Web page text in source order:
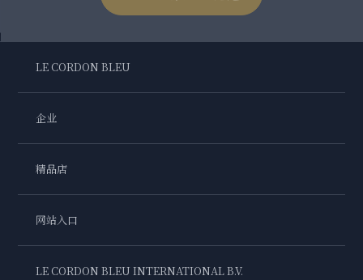
LE CORDON BLEU
企业
精品店
网站入口
LE CORDON BLEU INTERNATIONAL B.V.